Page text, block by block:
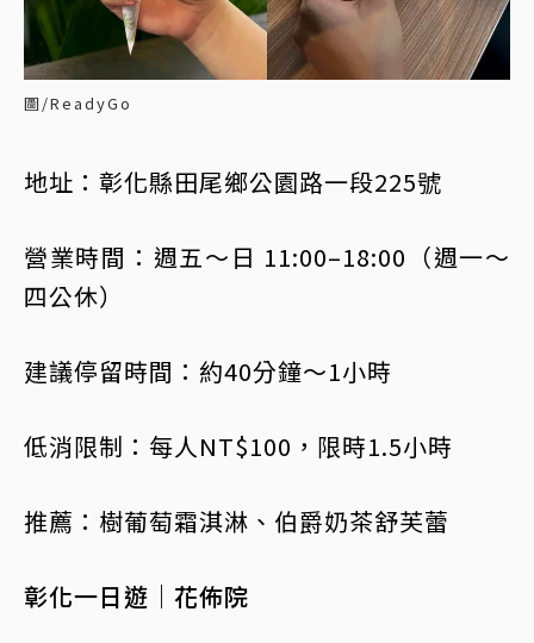
圖/ReadyGo
地址：彰化縣田尾鄉公園路一段225號
營業時間：週五～日 11:00–18:00（週一～
四公休）
建議停留時間：約40分鐘～1小時
低消限制：每人NT$100，限時1.5小時
推薦：樹葡萄霜淇淋、伯爵奶茶舒芙蕾
彰化一日遊｜花佈院